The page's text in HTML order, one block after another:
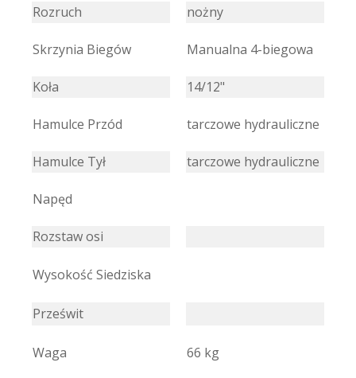
Rozruch nożny
Skrzynia Biegów Manualna 4-biegowa
Koła 14/12"
Hamulce Przód tarczowe hydrauliczne
Hamulce Tył tarczowe hydrauliczne
Napęd
Rozstaw osi
Wysokość Siedziska
Prześwit
Waga 66 kg